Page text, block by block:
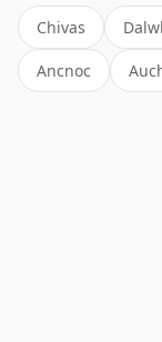
Chivas
Ancnoc